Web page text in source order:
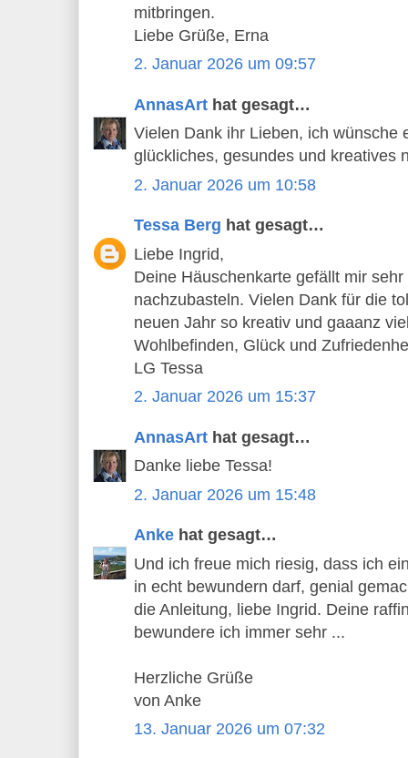
mitbringen.
Liebe Grüße, Erna
2. Januar 2026 um 09:57
AnnasArt hat gesagt…
Vielen Dank ihr Lieben, ich wünsche
glückliches, gesundes und kreatives
2. Januar 2026 um 10:58
Tessa Berg hat gesagt…
Liebe Ingrid,
Deine Häuschenkarte gefällt mir
nachzubasteln. Vielen Dank für die
neuen Jahr so kreativ und gaaanz
Wohlbefinden, Glück und
LG Tessa
2. Januar 2026 um 15:37
AnnasArt hat gesagt…
Danke liebe Tessa!
2. Januar 2026 um 15:48
Anke hat gesagt…
Und ich freue mich riesig, dass ich
in echt bewundern darf, genial
die Anleitung, liebe Ingrid. Deine
bewundere ich immer sehr ...
Herzliche Grüße
von Anke
13. Januar 2026 um 07:32